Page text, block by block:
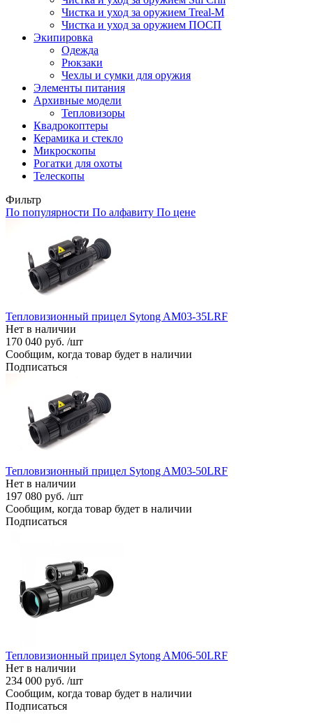
Чистка и уход за оружием Treal-M
Чистка и уход за оружием ПОСП
Экипировка
Одежда
Рюкзаки
Чехлы и сумки для оружия
Элементы питания
Архивные модели
Тепловизоры
Квадрокоптеры
Керамика и стекло
Микроскопы
Рогатки для охоты
Телескопы
Фильтр
По популярности По алфавиту По цене
Тепловизионный прицел Sytong AM03-35LRF
Нет в наличии
170 040 руб. /шт
Сообщим, когда товар будет в наличии
Подписаться
Тепловизионный прицел Sytong AM03-50LRF
Нет в наличии
197 080 руб. /шт
Сообщим, когда товар будет в наличии
Подписаться
Тепловизионный прицел Sytong AM06-50LRF
Нет в наличии
234 000 руб. /шт
Сообщим, когда товар будет в наличии
Подписаться